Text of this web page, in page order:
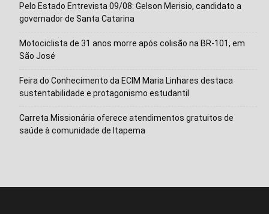
Pelo Estado Entrevista 09/08: Gelson Merisio, candidato a
governador de Santa Catarina
Motociclista de 31 anos morre após colisão na BR-101, em
São José
Feira do Conhecimento da ECIM Maria Linhares destaca
sustentabilidade e protagonismo estudantil
Carreta Missionária oferece atendimentos gratuitos de
saúde à comunidade de Itapema
Isso vai fechar em segundos